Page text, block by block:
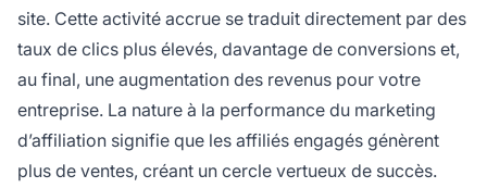
site. Cette activité accrue se traduit directement par des
taux de clics plus élevés, davantage de conversions et,
au final, une augmentation des revenus pour votre
entreprise. La nature à la performance du marketing
d’affiliation signifie que les affiliés engagés génèrent
plus de ventes, créant un cercle vertueux de succès.